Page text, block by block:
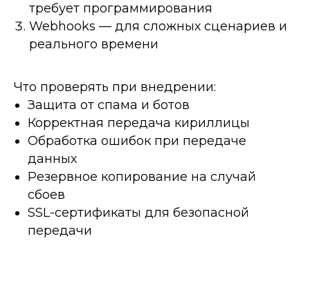
требует программирования
Webhooks — для сложных сценариев и
реального времени
Что проверять при внедрении:
Защита от спама и ботов
Корректная передача кириллицы
Обработка ошибок при передаче
данных
Резервное копирование на случай
сбоев
SSL-сертификаты для безопасной
передачи